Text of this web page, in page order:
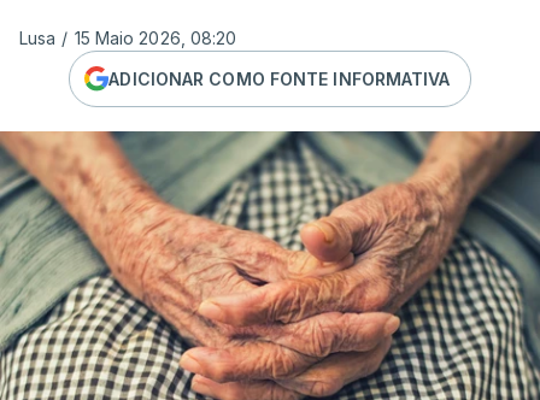
Lusa / 15 Maio 2026, 08:20
ADICIONAR COMO FONTE INFORMATIVA